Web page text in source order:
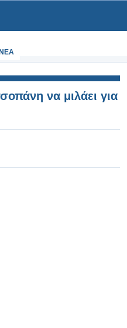
να μιλάει για